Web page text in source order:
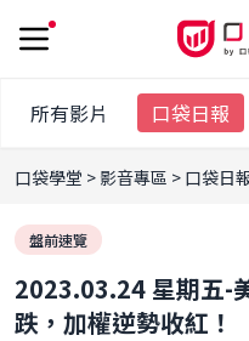
所有影片 口袋日報
口袋學堂 影音專區 口袋日
盤前速覽
2023.03.24 星期五-
跌，加權逆勢收紅！